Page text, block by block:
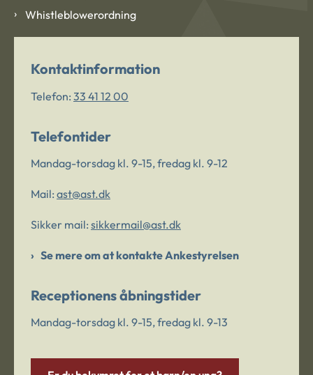
Whistleblowerordning
Kontaktinformation
Telefon: 33 41 12 00
Telefontider
Mandag-torsdag kl. 9-15, fredag kl. 9-12
Mail: ast@ast.dk
Sikker mail: sikkermail@ast.dk
Se mere om at kontakte Ankestyrelsen
Receptionens åbningstider
Mandag-torsdag kl. 9-15, fredag kl. 9-13